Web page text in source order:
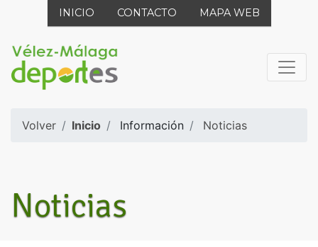
INICIO CONTACTO MAPA WEB
Volver Inicio Información Noticias
Noticias